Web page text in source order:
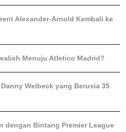
Alexander-Arnold Kembali ke
Menuju Atletico Madrid?
Welbeck yang Berusia 35
dengan Bintang Premier League